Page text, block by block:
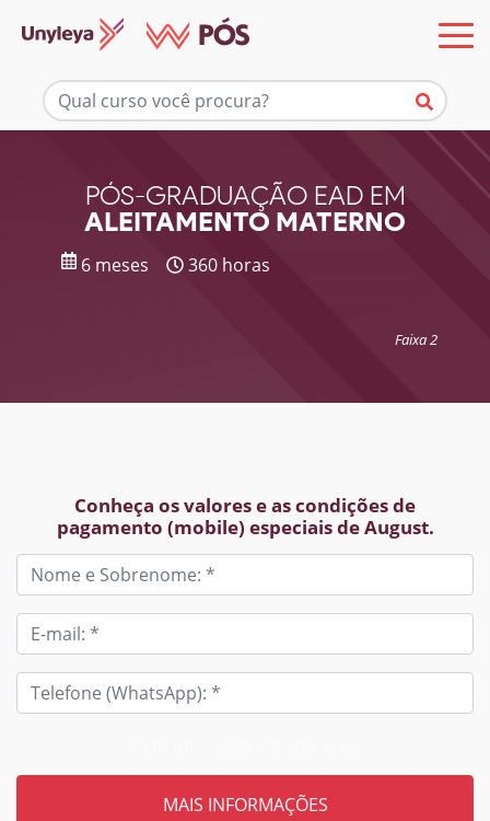
PÓS-GRADUAÇÃO EAD EM
ALEITAMENTO MATERNO
6 meses 360 horas
Faixa 2
Conheça os valores e as condições de
pagamento (mobile) especiais de August.
Mais informações